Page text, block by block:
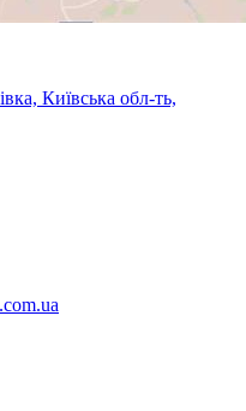
Київська обл-ть,